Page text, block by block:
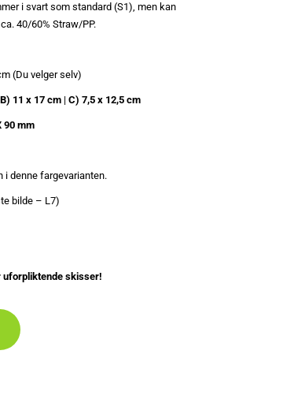
i svart som standard (S1), men kan
40/60% Straw/PP.
(Du velger selv)
B) 11 x 17 cm |C) 7,5 x 12,5 cm
90 mm
i denne fargevarianten.
bilde – L7)
uforpliktende skisser!